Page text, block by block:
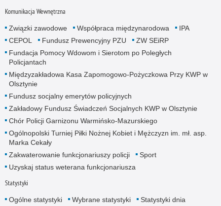
Komunikacja Wewnętrzna
Związki zawodowe Współpraca międzynarodowa
IPA
CEPOL
Fundusz Prewencyjny PZU
ZW SEiRP
Fundacja Pomocy Wdowom i Sierotom po Poległych
Policjantach
Międzyzakładowa Kasa Zapomogowo-Pożyczkowa Przy KWP w
Olsztynie
Fundusz socjalny emerytów policyjnych
Zakładowy Fundusz Świadczeń Socjalnych KWP w Olsztynie
Chór Policji Garnizonu Warmińsko-Mazurskiego
Ogólnopolski Turniej Piłki Nożnej Kobiet i Mężczyzn im. mł. asp.
Marka Cekały
Zakwaterowanie funkcjonariuszy policji
Sport
Uzyskaj status weterana funkcjonariusza
Statystyki
Ogólne statystyki Wybrane statystyki
Statystyki dnia